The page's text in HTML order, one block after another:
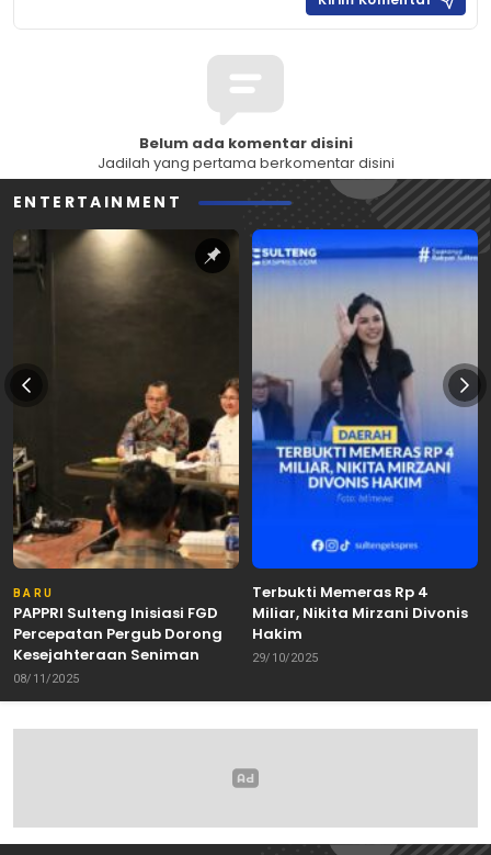
Belum ada komentar disini
Jadilah yang pertama berkomentar disini
ENTERTAINMENT
BARU
PAPPRI Sulteng Inisiasi FGD
Percepatan Pergub Dorong
Kesejahteraan Seniman
08/11/2025
Terbukti Memeras Rp 4
Miliar, Nikita Mirzani Divonis
Hakim
29/10/2025